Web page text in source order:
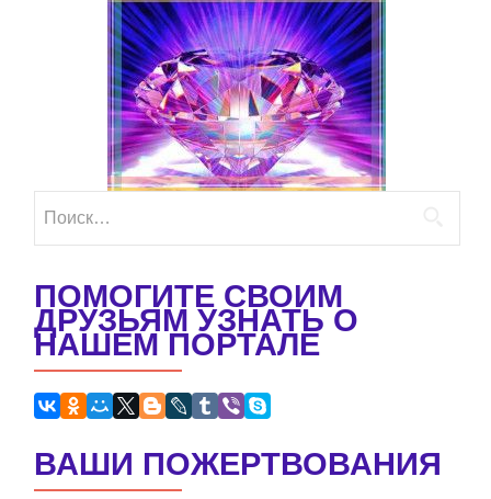
записям
ПОМОГИТЕ СВОИМ
ДРУЗЬЯМ УЗНАТЬ О
НАШЕМ ПОРТАЛЕ
ВАШИ ПОЖЕРТВОВАНИЯ